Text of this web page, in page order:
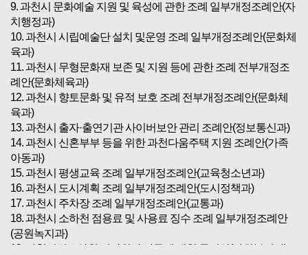
9. 과천시 문화예술 지원 및 육성에 관한 조례 일부개정조례안(자
치행정과)
10. 과천시 시립예술단 설치 및운영 조례 일부개정조례안(문화체
육과)
11. 과천시 무형문화재 보존 및 지원 등에 관한 조례 전부개정조
례안(문화체육과)
12. 과천시 향토문화 및 유적 보호 조례 전부개정조례안(문화체
육과)
13. 과천시 출자·출연기관 사이버보안 관리 조례안(정보통신과)
14. 과천시 신혼부부 등을 위한 과천다움주택 지원 조례안(가족
아동과)
15. 과천시 평생교육 조례 일부개정조례안(교육청소년과)
16. 과천시 도시계획 조례 일부개정조례안(도시정책과)
17. 과천시 주차장 조례 일부개정조례안(교통과)
18. 과천시 소하천 점용료 및 사용료 징수 조례 일부개정조례안
(공원녹지과)
19. 과천시립요양원 민간위탁 사무에 대한 동의안(사회복지과)